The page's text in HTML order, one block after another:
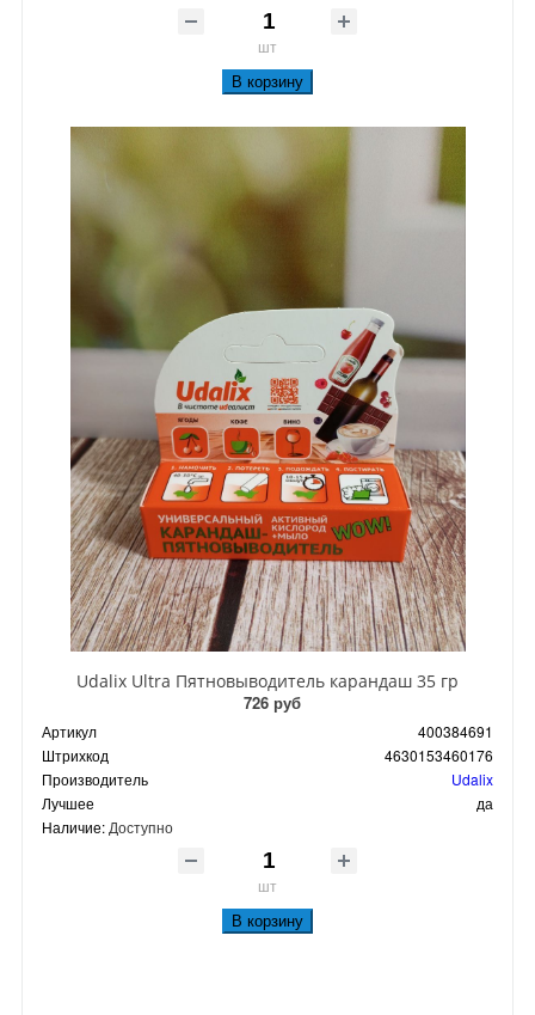
шт
В корзину
Udalix Ultra Пятновыводитель карандаш 35 гр
726 руб
Артикул
400384691
Штрихкод
4630153460176
Производитель
Udalix
Лучшее
да
Наличие: Доступно
шт
В корзину